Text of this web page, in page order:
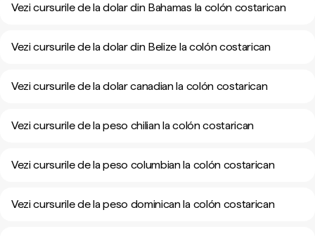
Vezi cursurile de la dolar din Bahamas la colón costarican
Vezi cursurile de la dolar din Belize la colón costarican
Vezi cursurile de la dolar canadian la colón costarican
Vezi cursurile de la peso chilian la colón costarican
Vezi cursurile de la peso columbian la colón costarican
Vezi cursurile de la peso dominican la colón costarican